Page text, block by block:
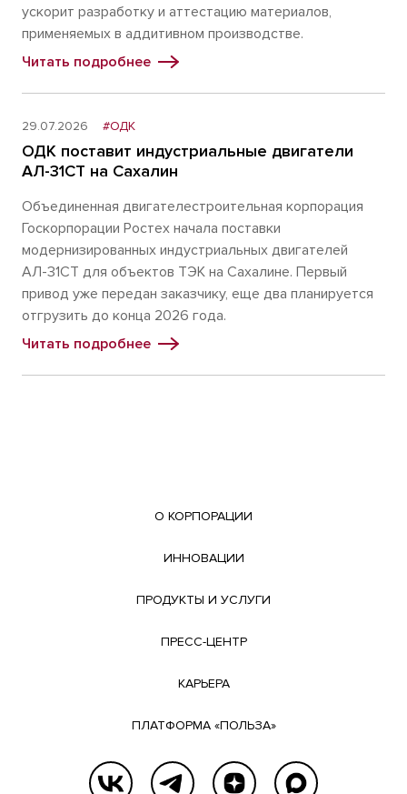
ускорит разработку и аттестацию материалов,
применяемых в аддитивном производстве.
Читать подробнее
29.07.2026 #ОДК
ОДК поставит индустриальные двигатели
АЛ-31СТ на Сахалин
Объединенная двигателестроительная корпорация
Госкорпорации Ростех начала поставки
модернизированных индустриальных двигателей
АЛ-31СТ для объектов ТЭК на Сахалине. Первый
привод уже передан заказчику, еще два планируется
отгрузить до конца 2026 года.
Читать подробнее
О КОРПОРАЦИИ
ИННОВАЦИИ
ПРОДУКТЫ И УСЛУГИ
ПРЕСС-ЦЕНТР
КАРЬЕРА
ПЛАТФОРМА «ПОЛЬЗА»